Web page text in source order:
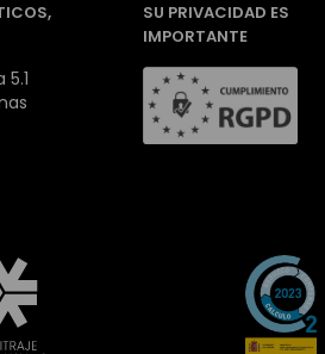
SU PRIVACIDAD ES
IMPORTANTE